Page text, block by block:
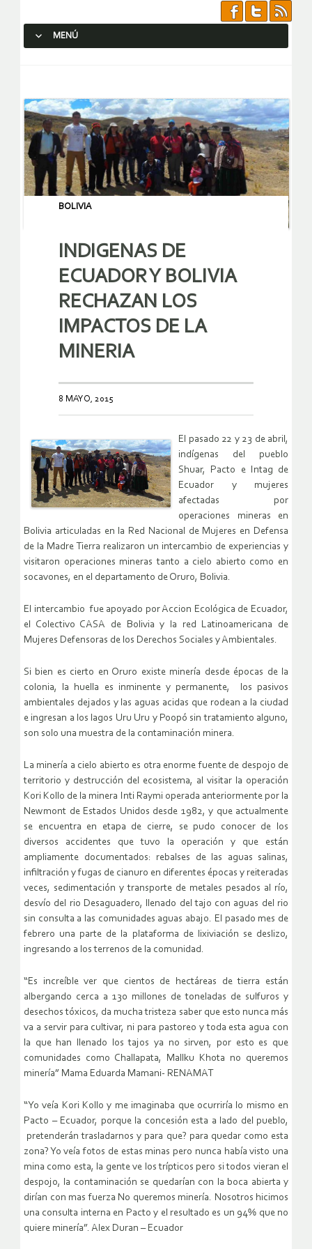
MENÚ
BOLIVIA
INDIGENAS DE
ECUADOR Y BOLIVIA
RECHAZAN LOS
IMPACTOS DE LA
MINERIA
8 MAYO, 2015
El pasado 22 y 23 de abril,
indígenas del pueblo
Shuar, Pacto e Intag de
Ecuador y mujeres
afectadas por
operaciones mineras en
Bolivia articuladas en la Red Nacional de Mujeres en Defensa
de la Madre Tierra realizaron un intercambio de experiencias y
visitaron operaciones mineras tanto a cielo abierto como en
socavones, en el departamento de Oruro, Bolivia.
El intercambio fue apoyado por Accion Ecológica de Ecuador,
el Colectivo CASA de Bolivia y la red Latinoamericana de
Mujeres Defensoras de los Derechos Sociales y Ambientales.
Si bien es cierto en Oruro existe minería desde épocas de la
colonia, la huella es inminente y permanente, los pasivos
ambientales dejados y las aguas acidas que rodean a la ciudad
e ingresan a los lagos Uru Uru y Poopó sin tratamiento alguno,
son solo una muestra de la contaminación minera.
La minería a cielo abierto es otra enorme fuente de despojo de
territorio y destrucción del ecosistema, al visitar la operación
Kori Kollo de la minera Inti Raymi operada anteriormente por la
Newmont de Estados Unidos desde 1982, y que actualmente
se encuentra en etapa de cierre, se pudo conocer de los
diversos accidentes que tuvo la operación y que están
ampliamente documentados: rebalses de las aguas salinas,
infiltración y fugas de cianuro en diferentes épocas y reiteradas
veces, sedimentación y transporte de metales pesados al río,
desvío del rio Desaguadero, llenado del tajo con aguas del rio
sin consulta a las comunidades aguas abajo. El pasado mes de
febrero una parte de la plataforma de lixiviación se deslizo,
ingresando a los terrenos de la comunidad.
“Es increíble ver que cientos de hectáreas de tierra están
albergando cerca a 130 millones de toneladas de sulfuros y
desechos tóxicos, da mucha tristeza saber que esto nunca más
va a servir para cultivar, ni para pastoreo y toda esta agua con
la que han llenado los tajos ya no sirven, por esto es que
comunidades como Challapata, Mallku Khota no queremos
minería” Mama Eduarda Mamani- RENAMAT
“Yo veía Kori Kollo y me imaginaba que ocurriría lo mismo en
Pacto – Ecuador, porque la concesión esta a lado del pueblo,
pretenderán trasladarnos y para que? para quedar como esta
zona? Yo veía fotos de estas minas pero nunca había visto una
mina como esta, la gente ve los trípticos pero si todos vieran el
despojo, la contaminación se quedarían con la boca abierta y
dirían con mas fuerza No queremos minería. Nosotros hicimos
una consulta interna en Pacto y el resultado es un 94% que no
quiere minería”. Alex Duran – Ecuador